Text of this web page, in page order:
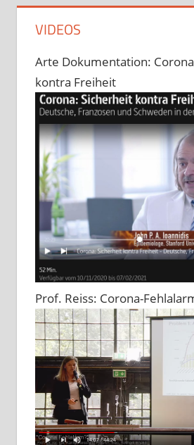
VIDEOS
Arte Dokumentation:
kontra Freiheit
Prof. Reiss: Corona-